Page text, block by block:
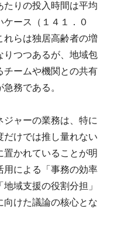
たりの投入時間は平均
ケース（１４１．０
れらは独居高齢者の増
りつつあるが、地域包
チームや機関との共有
務である。
ャーの業務は、特に
だけでは推し量れない
かれていることが明
用による「事務の効率
域支援の役割分担」
向けた議論の核心とな